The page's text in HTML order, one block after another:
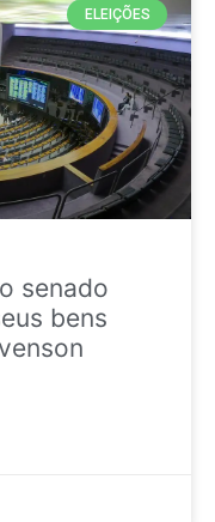
ELEIÇÕES
senado
bens